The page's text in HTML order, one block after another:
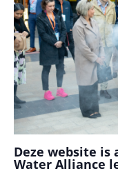
Deze website
Water Alliance